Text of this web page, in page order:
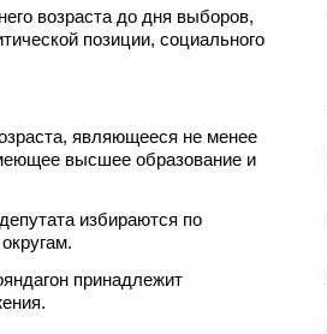
возраста до дня выборов,
позиции, социального
являющееся не менее
высшее образование и
избираются по
принадлежит